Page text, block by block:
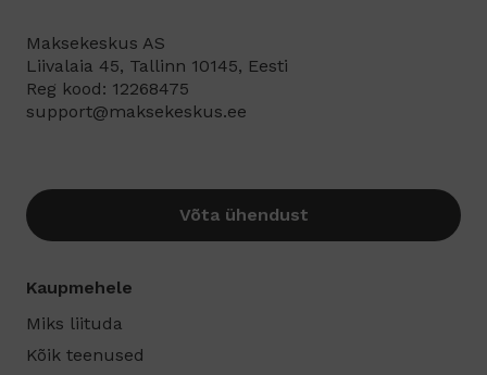
Maksekeskus AS
Liivalaia 45, Tallinn 10145, Eesti
Reg kood: 12268475
support@maksekeskus.ee
Võta ühendust
Kaupmehele
Miks liituda
Kõik teenused